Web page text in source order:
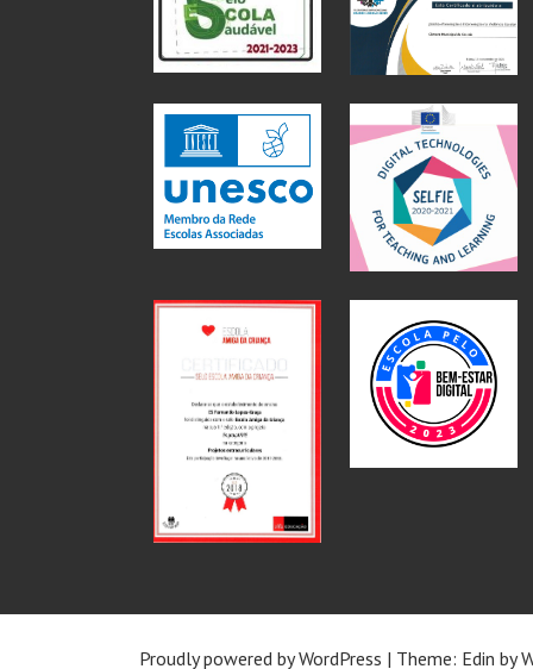
Proudly powered by WordPress | Theme: Edin by